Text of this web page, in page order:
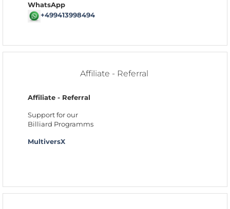
WhatsApp
+499413998494
Affiliate - Referral
Affiliate - Referral
Support for our
Billiard Programms
MultiversX